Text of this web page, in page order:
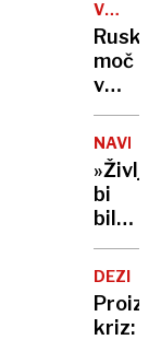
v
kočah
VOJNA
V
Ruska
moč
v
Tihem
vajo
in
bi
bilo
97-
letnica
z
kriz: